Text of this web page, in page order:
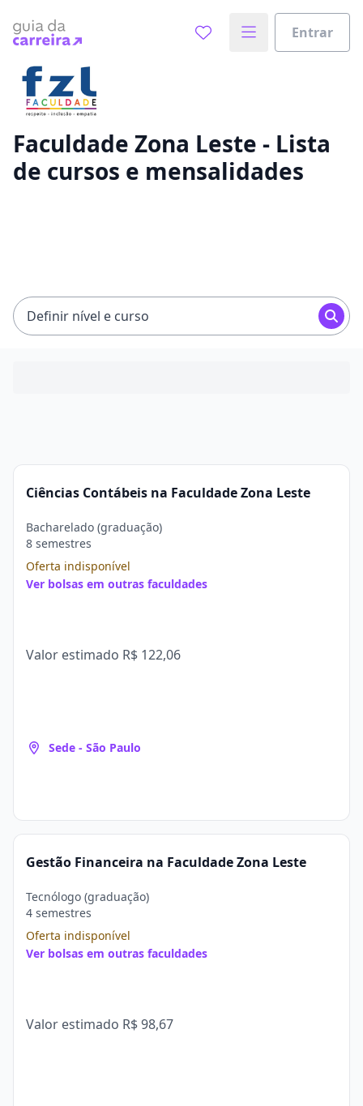
Entrar
Vamos te guiar no caminho ideal para seus estudos
Faculdade Zona Leste - Lista
de cursos e mensalidades
Definir nível e curso
Ciências Contábeis na Faculdade Zona Leste
Bacharelado (graduação)
8 semestres
Oferta indisponível
Ver bolsas em outras faculdades
Valor estimado R$ 122,06
Sede - São Paulo
Gestão Financeira na Faculdade Zona Leste
Tecnólogo (graduação)
4 semestres
Oferta indisponível
Ver bolsas em outras faculdades
Valor estimado R$ 98,67